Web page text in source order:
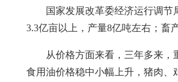
国家发展改革委经济运行调节
3.3亿亩以上，产量8亿吨左右；畜
从价格方面来看，三年多来
食用油价格稳中小幅上升，猪肉